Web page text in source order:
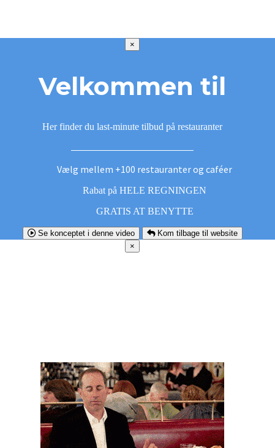
×
Velkommen til
Her finder du last-minute tilbud på restauranter
Vælg mellem +100 restauranter og caféer
Rabat på HELE REGNINGEN
GRATIS AT BENYTTE
Se konceptet i denne video
Kom tilbage til website
×